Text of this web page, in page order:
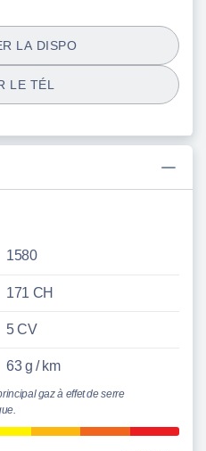
LA DISPO
LE TÉL
1580
171 CH
5 CV
63 g / km
gaz à effet de serre